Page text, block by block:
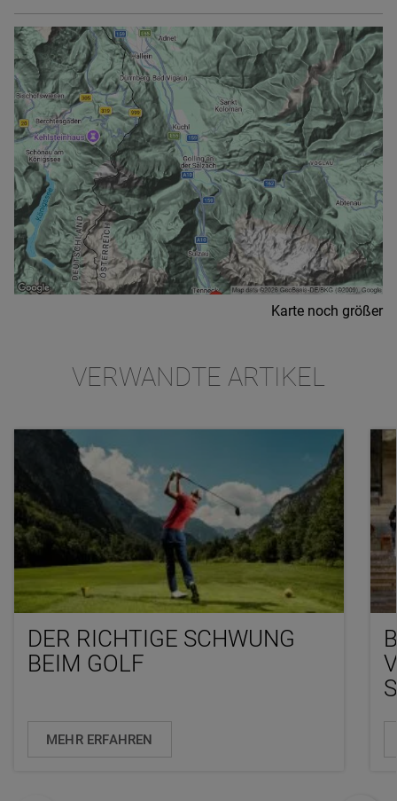
Karte noch größer
VERWANDTE ARTIKEL
DER RICHTIGE SCHWUNG
BEIM GOLF
MEHR ERFAHREN